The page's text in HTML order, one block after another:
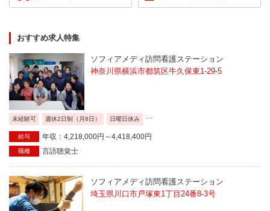
おすすめ求人特集
ソフィアメディ訪問看護ステーション
神奈川県横浜市都筑区牛久保東1-29-5
未経験可 週休2日制（月8日） 日曜日休み ...
給与 年収：4,218,000円～4,418,400円
職種 言語聴覚士
ソフィアメディ訪問看護ステーション
埼玉県川口市戸塚東1丁目24番8-3号